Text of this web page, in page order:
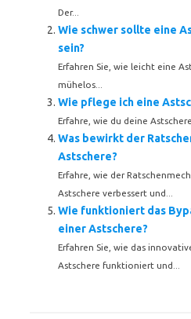
Der...
Wie schwer sollte eine
sein?
Erfahren Sie, wie leicht eine
mühelos...
Wie pflege ich eine
Erfahre, wie du deine
Was bewirkt der
Astschere?
Erfahre, wie der
Astschere verbessert und...
Wie funktioniert das
einer Astschere?
Erfahren Sie, wie das
Astschere funktioniert und...